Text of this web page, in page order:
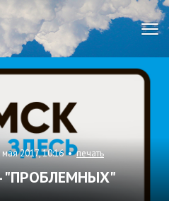
2017, 10:16 •печать
"ПРОБЛЕМНЫХ"